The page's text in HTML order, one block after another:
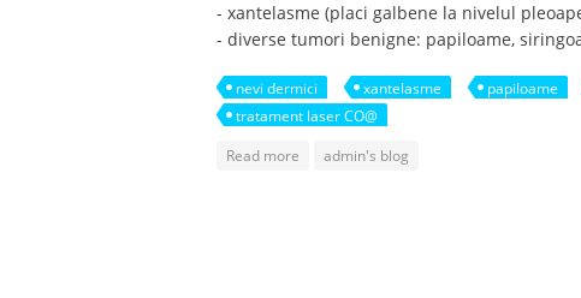
- xantelasme (placi galbene la nivelul
- diverse tumori benigne: papiloame,
nevi dermici xantelasme papiloame
tratament laser CO@
Read more about Tratamentul tumorilor cutanate
admin's blog